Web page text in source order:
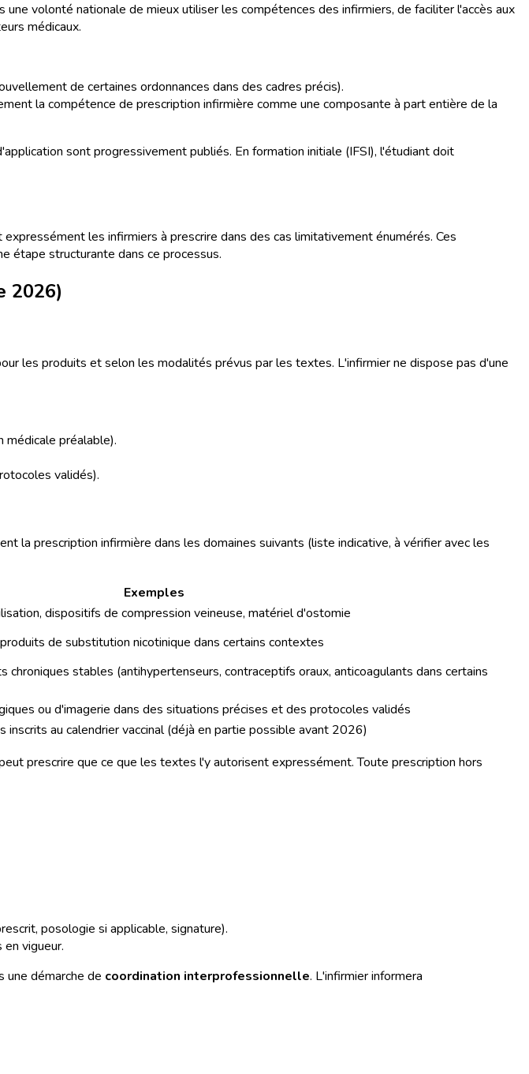
une volonté nationale de mieux utiliser les compétences des infirmiers, de faciliter l'accès aux
médicaux.
de certaines ordonnances dans des cadres précis).
la compétence de prescription infirmière comme une composante à part entière de la
sont progressivement publiés. En formation initiale (IFSI), l'étudiant doit
les infirmiers à prescrire dans des cas limitativement énumérés. Ces
étape structurante dans ce processus.
2026)
les produits et selon les modalités prévus par les textes. L'infirmier ne dispose pas d'une
médicale préalable).
validés).
la prescription infirmière dans les domaines suivants (liste indicative, à vérifier avec les
Exemples
dispositifs de compression veineuse, matériel d'ostomie
de substitution nicotinique dans certains contextes
stables (antihypertenseurs, contraceptifs oraux, anticoagulants dans certains
ou d'imagerie dans des situations précises et des protocoles validés
inscrits au calendrier vaccinal (déjà en partie possible avant 2026)
prescrire que ce que les textes l'y autorisent expressément. Toute prescription hors
posologie si applicable, signature).
vigueur.
une démarche de coordination interprofessionnelle. L'infirmier informera